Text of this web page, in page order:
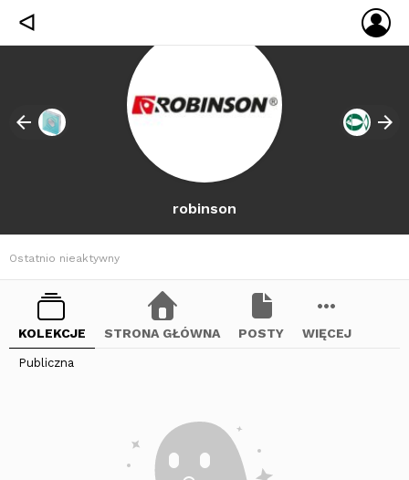
ᐊ
robinson
Ostatnio nieaktywny
KOLEKCJE STRONA GŁÓWNA POSTY WIĘCEJ
Publiczna